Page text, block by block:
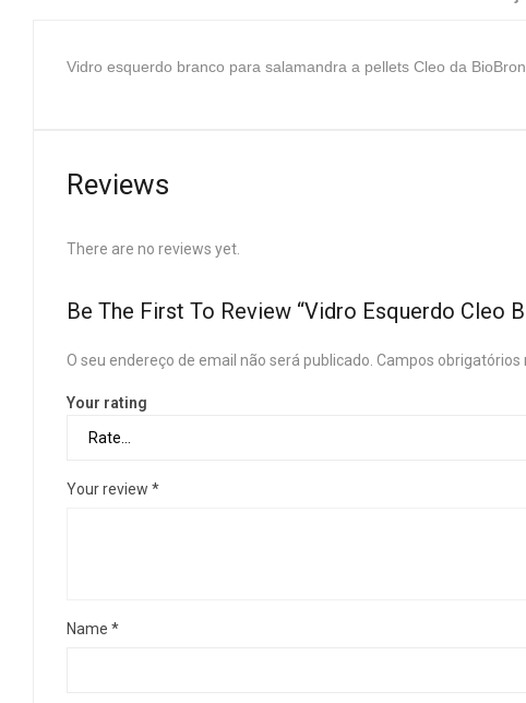
Vidro esquerdo branco para salamandra a pellets Cleo da
Reviews
There are no reviews yet.
Be The First To Review “Vidro Esquerdo Cleo
O seu endereço de email não será publicado. Campos obrigatórios
Your rating
Your review *
Name *